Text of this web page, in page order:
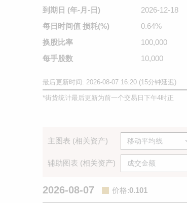
到期日 (年-月-日)
2026-12-18
每日时间值 损耗(%)
0.64%
换股比率
100,000
每手股数
10,000
最后更新时间: 2026-08-07 16:20 (15分钟延迟)
*街货统计最后更新为前一个交易日下午4时正
主图表 (相关资产)
辅助图表 (相关资产)
2026-08-07 价格:0.101